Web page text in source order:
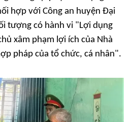
hợp với Công an huyện Đại
tượng có hành vi "Lợi dụng
xâm phạm lợi ích của Nhà
pháp của tổ chức, cá nhân".